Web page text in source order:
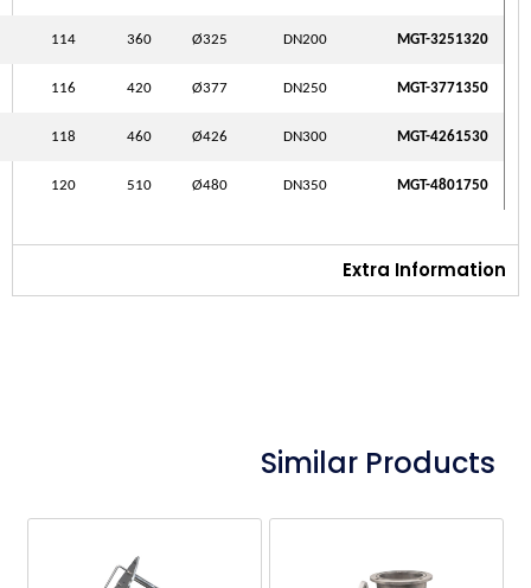
MGT-3251320
DN200
Ø325
360
114
MGT-3771350
DN250
Ø377
420
116
MGT-4261530
DN300
Ø426
460
118
MGT-4801750
DN350
Ø480
510
120
Extra Information
Similar Products